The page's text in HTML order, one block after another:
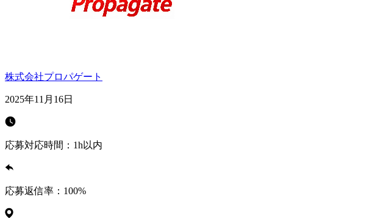
株式会社プロパゲート
2025年11月16日
応募対応時間： 1h以内
応募返信率： 100%